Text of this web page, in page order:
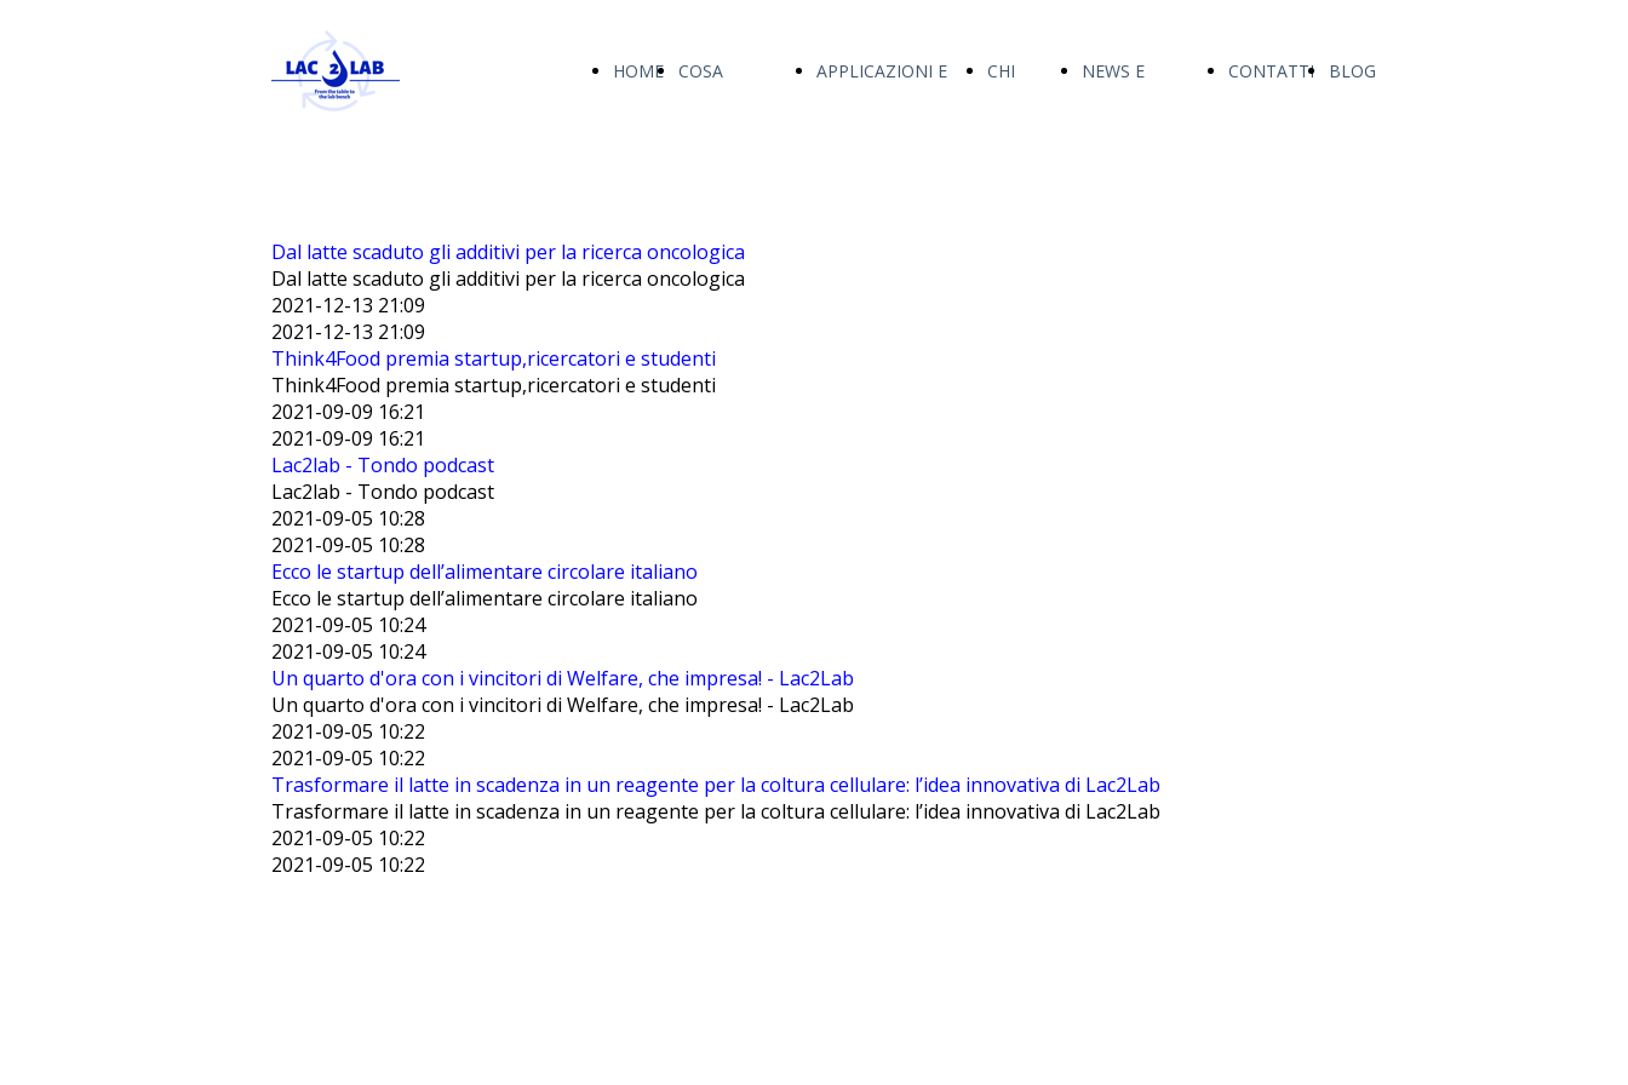
HOME COSA APPLICAZIONI E CHI NEWS E CONTATTI BLOG
Dal latte scaduto gli additivi per la ricerca oncologica
Dal latte scaduto gli additivi per la ricerca oncologica
2021-12-13 21:09
2021-12-13 21:09
Think4Food premia startup,ricercatori e studenti
Think4Food premia startup,ricercatori e studenti
2021-09-09 16:21
2021-09-09 16:21
Lac2lab - Tondo podcast
Lac2lab - Tondo podcast
2021-09-05 10:28
2021-09-05 10:28
Ecco le startup dell’alimentare circolare italiano
Ecco le startup dell’alimentare circolare italiano
2021-09-05 10:24
2021-09-05 10:24
Un quarto d'ora con i vincitori di Welfare, che impresa! - Lac2Lab
Un quarto d'ora con i vincitori di Welfare, che impresa! - Lac2Lab
2021-09-05 10:22
2021-09-05 10:22
Trasformare il latte in scadenza in un reagente per la coltura cellulare: l’idea innovativa di Lac2Lab
Trasformare il latte in scadenza in un reagente per la coltura cellulare: l’idea innovativa di Lac2Lab
2021-09-05 10:22
2021-09-05 10:22